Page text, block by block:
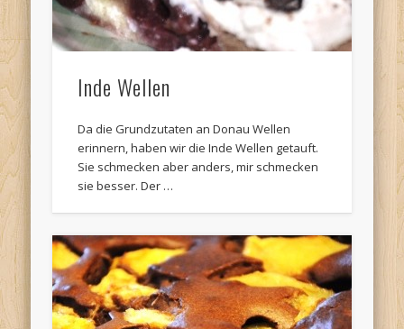
Inde Wellen
Da die Grundzutaten an Donau Wellen
erinnern, haben wir die Inde Wellen getauft.
Sie schmecken aber anders, mir schmecken
sie besser. Der …